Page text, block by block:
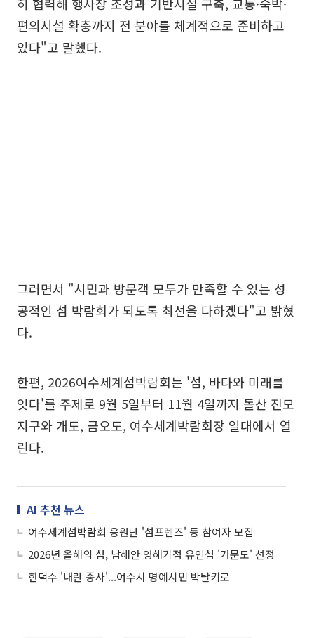
히 협력해 행사장 조성과 기반시설 구축, 교통·숙박·
편의시설 확충까지 전 분야를 체계적으로 준비하고
있다"고 말했다.
그러면서 "시민과 방문객 모두가 만족할 수 있는 성
공적인 섬 박람회가 되도록 최선을 다하겠다"고 밝혔
다.
한편, 2026여수세계섬박람회는 '섬, 바다와 미래를
잇다'를 주제로 9월 5일부터 11월 4일까지 돌산 진모
지구와 개도, 금오도, 여수세계박람회장 일대에서 열
린다.
AI 추천 뉴스
여수세계섬박람회 응원단 '섬프렌즈' 등 참여자 모집
2026년 올해의 섬, 남해안 영해기점 유인섬 '거문도' 선정
한덕수 '내란 종사'...여수시 명예시민 박탈키로